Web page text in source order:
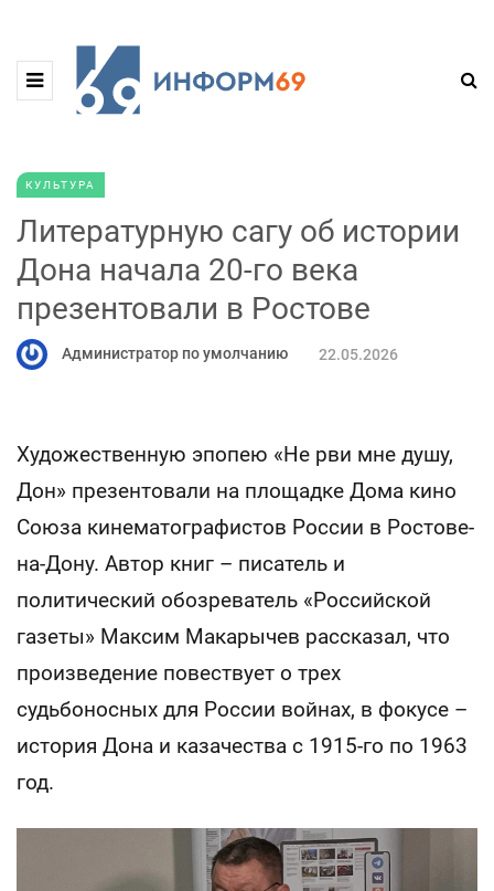
КУЛЬТУРА
Литературную сагу об истории
Дона начала 20-го века
презентовали в Ростове
Администратор по умолчанию 22.05.2026
Художественную эпопею «Не рви мне душу,
Дон» презентовали на площадке Дома кино
Союза кинематографистов России в Ростове-
на-Дону. Автор книг – писатель и
политический обозреватель «Российской
газеты» Максим Макарычев рассказал, что
произведение повествует о трех
судьбоносных для России войнах, в фокусе –
история Дона и казачества с 1915-го по 1963
год.